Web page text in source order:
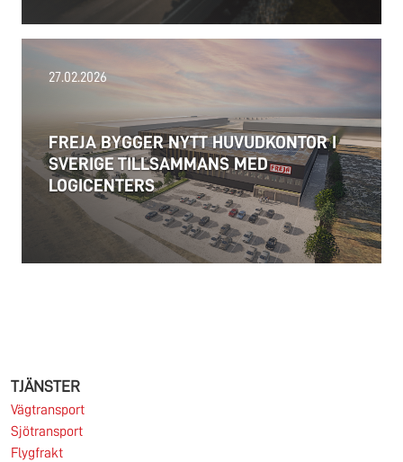
Marknaden för containerimport från Asien till Europa
är fortsatt under press.
Läs mer
27.02.2026
FREJA BYGGER NYTT HUVUDKONTOR I
SVERIGE TILLSAMMANS MED
LOGICENTERS
TJÄNSTER
Vägtransport
Sjötransport
Flygfrakt